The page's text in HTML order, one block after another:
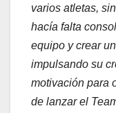
varios atletas,
hacía falta
equipo y crear
impulsando su
motivación para
de lanzar el